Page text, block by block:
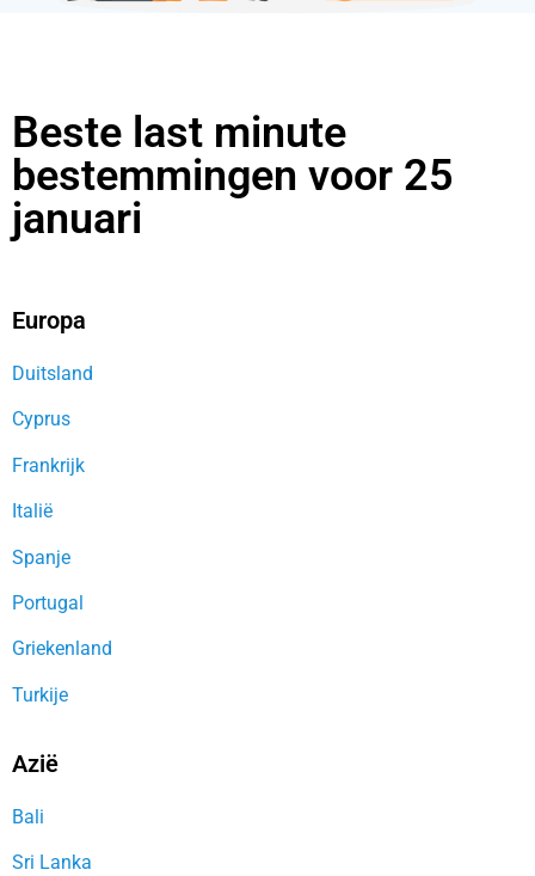
Beste last minute
bestemmingen voor 25
januari
Europa
Duitsland
Cyprus
Frankrijk
Italië
Spanje
Portugal
Griekenland
Turkije
Azië
Bali
Sri Lanka